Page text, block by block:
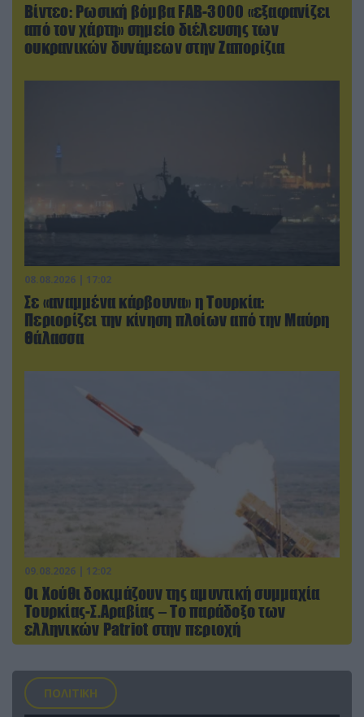
Βίντεο: Ρωσική βόμβα FAB-3000 «εξαφανίζει
από τον χάρτη» σημείο διέλευσης των
ουκρανικών δυνάμεων στην Ζαπορίζια
08.08.2026 | 17:02
Σε «αναμμένα κάρβουνα» η Τουρκία:
Περιορίζει την κίνηση πλοίων από την Μαύρη
Θάλασσα
09.08.2026 | 12:02
Οι Χούθι δοκιμάζουν της αμυντική συμμαχία
Τουρκίας-Σ.Αραβίας – Το παράδοξο των
ελληνικών Patriot στην περιοχή
ΠΟΛΙΤΙΚΗ